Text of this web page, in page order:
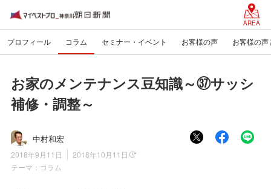
AREA
プロフィール コラム セミナー・イベント お客様の声 お客様の声
お家のメンテナンス豆知識～㊲サッシ
補修・調整～
中村和宏
2018年9月11日
2018年10月11日
テーマ： コラム